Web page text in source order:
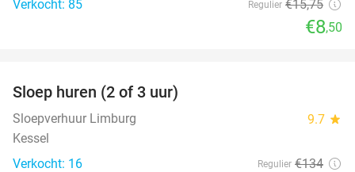
Verkocht: 85
Regulier €15,75
€8,50
NEW
TODAY
Sloep huren (2 of 3 uur)
Sloepverhuur Limburg 9.7 star
Kessel
Verkocht: 16
Regulier €134